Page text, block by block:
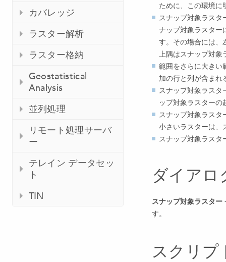
カバレッジ
ラスター解析
ラスター格納
Geostatistical
Analysis
並列処理
リモート処理サーバ
ー
テレイン データセッ
ト
TIN
ために、この環境に
スナップ対象ラスタ
ナップ対象ラスター
す。その場合には、
上隅はスナップ対象
範囲をさらに大きい
加の行と列が含まれ
スナップ対象ラスタ
ップ対象ラスター
スナップ対象ラスタ
小さいラスターは、
スナップ対象ラスタ
ダイアロ
スナップ対象ラスター
す。
スクリプ